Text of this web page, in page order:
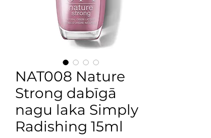
NAT008 Nature
Strong dabīgā
nagu laka Simply
Radishing 15ml